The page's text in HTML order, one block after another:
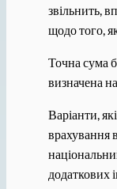
звільнить,
щодо того,
Точна сума
визначена
Варіанти,
врахування
додаткових